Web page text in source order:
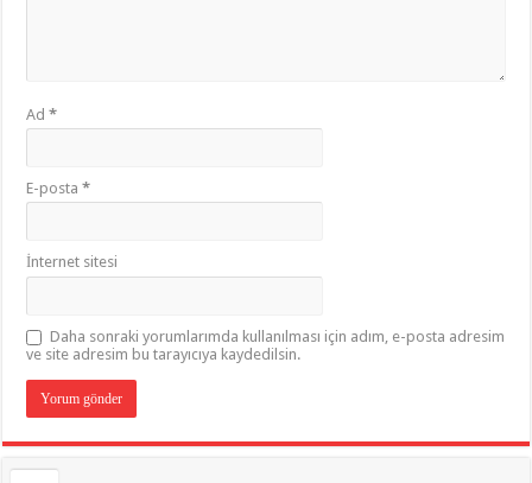
Ad*
E-posta*
İnternet sitesi
Daha sonraki yorumlarımda kullanılması için adım, e-posta adresim
ve site adresim bu tarayıcıya kaydedilsin.